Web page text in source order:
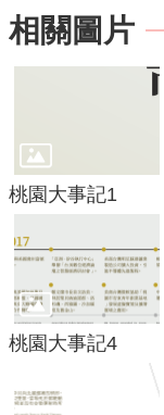
便
民
服
政
府
資
公
開
檔
案
應
相關圖片
桃園大事記1
桃園大事記4